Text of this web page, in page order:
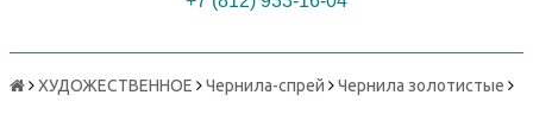
ХУДОЖЕСТВЕННОЕ Чернила-спрей Чернила золотистые